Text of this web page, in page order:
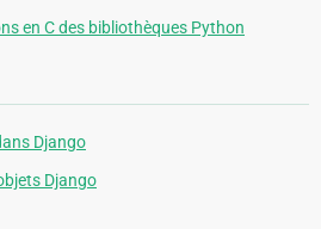
en C des bibliothèques Python
Django
Django